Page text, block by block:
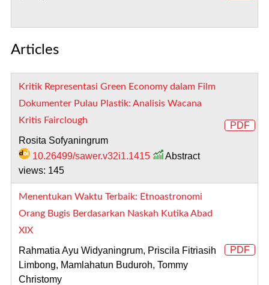
Articles
Kritik Representasi Green Economy dalam Film
Dokumenter Pulau Plastik: Analisis Wacana
Kritis Fairclough
Rosita Sofyaningrum
10.26499/sawer.v32i1.1415
Abstract
views: 145
PDF
Menentukan Waktu Terbaik: Etnoastronomi
Orang Bugis Berdasarkan Naskah Kutika Abad
XIX
Rahmatia Ayu Widyaningrum, Priscila Fitriasih
Limbong, Mamlahatun Buduroh, Tommy
Christomy
PDF